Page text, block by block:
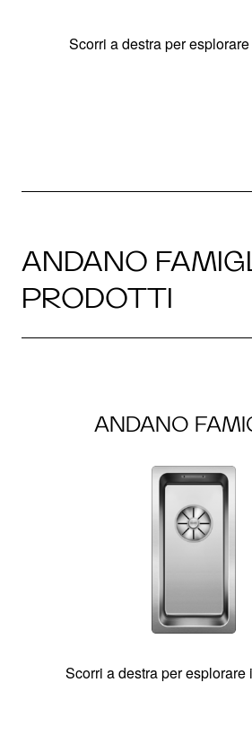
Scorri a destra per
ANDANO
PRODOTTI
ANDANO
Scorri a destra per esplorare